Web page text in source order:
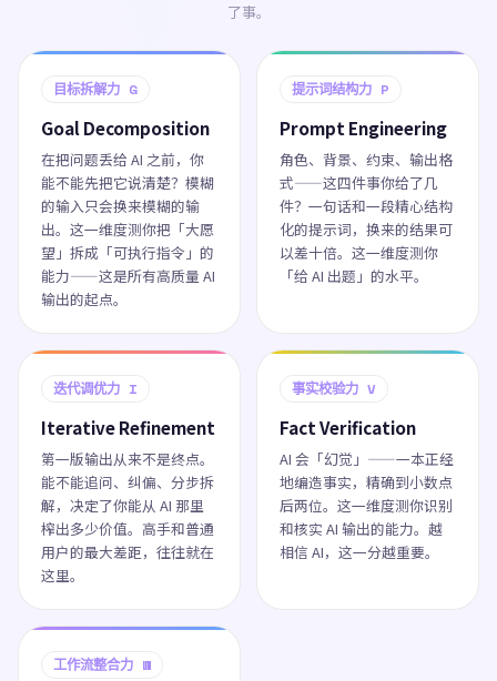
了事。
目标拆解力 G
Goal Decomposition
在把问题丢给 AI 之前，你
能不能先把它说清楚？模糊
的输入只会换来模糊的输
出。这一维度测你把「大愿
望」拆成「可执行指令」的
能力——这是所有高质量 AI
输出的起点。
提示词结构力 P
Prompt Engineering
角色、背景、约束、输出格
式——这四件事你给了几
件？一句话和一段精心结构
化的提示词，换来的结果可
以差十倍。这一维度测你
「给 AI 出题」的水平。
迭代调优力 I
Iterative Refinement
第一版输出从来不是终点。
能不能追问、纠偏、分步拆
解，决定了你能从 AI 那里
榨出多少价值。高手和普通
用户的最大差距，往往就在
这里。
事实校验力 V
Fact Verification
AI 会「幻觉」——一本正经
地编造事实，精确到小数点
后两位。这一维度测你识别
和核实 AI 输出的能力。越
相信 AI，这一分越重要。
工作流整合力 W